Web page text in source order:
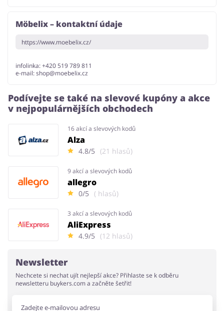
Möbelix – kontaktní údaje
https://www.moebelix.cz/
infolinka: +420 519 789 811
e-mail:shop@moebelix.cz
Podívejte se také na slevové kupóny a akce
v nejpopulárnějších obchodech
16 akcí a slevových kodů
Alza
4.8/5 (21 hlasů)
9 akcí a slevových kodů
allegro
0/5 ( hlasů)
3 akcí a slevových kodů
AliExpress
4.9/5 (12 hlasů)
Newsletter
Nechcete si nechat ujít nejlepší akce? Přihlaste se k odběru
newsletteru buykers.com a začněte šetřit!